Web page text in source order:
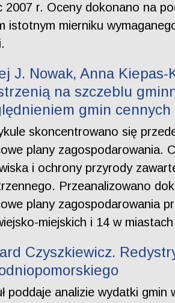
2007 r. Oceny dokonano na
istotnym mierniku
J. Nowak, Anna
na szczeblu
gmin
skoncentrowano się
plany zagospodarowania.
i ochrony przyrody
Przeanalizowano
plany zagospodarowania
miejskich i 14 w
Czyszkiewicz.
poddaje analizie wydatki